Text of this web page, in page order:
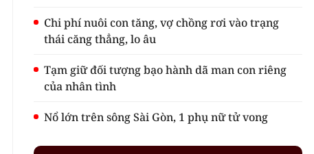
Chi phí nuôi con tăng, vợ chồng rơi vào trạng
thái căng thẳng, lo âu
Tạm giữ đối tượng bạo hành dã man con riêng
của nhân tình
Nổ lớn trên sông Sài Gòn, 1 phụ nữ tử vong